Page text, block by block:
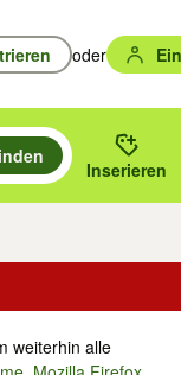
oder
und mit
suchen, oder
Orts oder PLZ.
Inserieren
weiterhin alle